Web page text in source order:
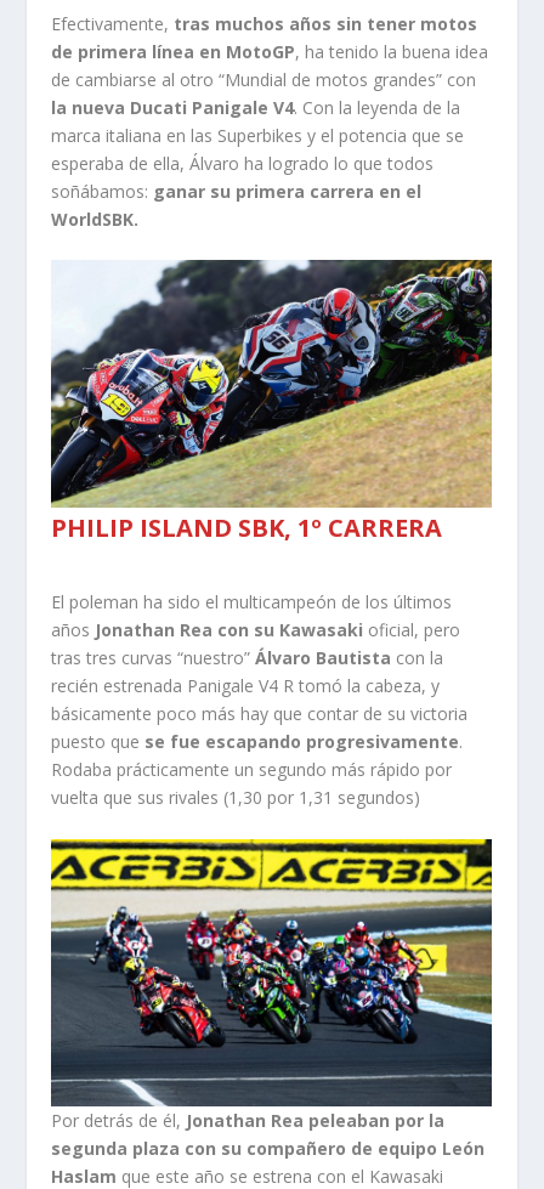
Efectivamente, tras muchos años sin tener motos
de primera línea en MotoGP, ha tenido la buena idea
de cambiarse al otro “Mundial de motos grandes” con
la nueva Ducati Panigale V4. Con la leyenda de la
marca italiana en las Superbikes y el potencia que se
esperaba de ella, Álvaro ha logrado lo que todos
soñábamos: ganar su primera carrera en el
WorldSBK.
PHILIP ISLAND SBK, 1º CARRERA
El poleman ha sido el multicampeón de los últimos
años Jonathan Rea con su Kawasaki oficial, pero
tras tres curvas “nuestro”Álvaro Bautista con la
recién estrenada Panigale V4 R tomó la cabeza, y
básicamente poco más hay que contar de su victoria
puesto que se fue escapando progresivamente.
Rodaba prácticamente un segundo más rápido por
vuelta que sus rivales (1,30 por 1,31 segundos)
Por detrás de él, Jonathan Rea peleaban por la
segunda plaza con su compañero de equipo León
Haslam que este año se estrena con el Kawasaki